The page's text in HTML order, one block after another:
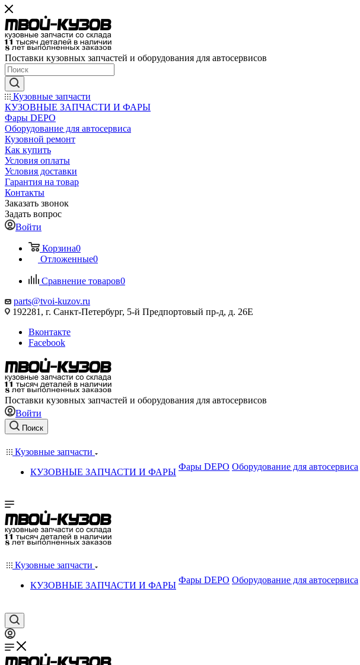
Поставки кузовных запчастей и оборудования для автосервисов
Кузовные запчасти
КУЗОВНЫЕ ЗАПЧАСТИ И ФАРЫ
Фары DEPO
Оборудование для автосервиса
Кузовной ремонт
Как купить
Условия оплаты
Условия доставки
Гарантия на товар
Контакты
Заказать звонок
Задать вопрос
Войти
Корзина0
Отложенные0
Сравнение товаров0
parts@tvoi-kuzov.ru
192281, г. Санкт-Петербург, 5-й Предпортовый пр-д, д. 26Е
Вконтакте
Facebook
Поставки кузовных запчастей и оборудования для автосервисов
Войти
Поиск
Кузовные запчасти
КУЗОВНЫЕ ЗАПЧАСТИ И ФАРЫ
Фары DEPO Оборудование для автосервиса
Кузовные запчасти
КУЗОВНЫЕ ЗАПЧАСТИ И ФАРЫ
Фары DEPO Оборудование для автосервиса